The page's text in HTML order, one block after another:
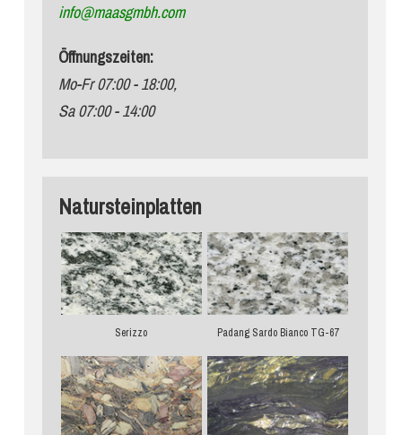
info@maasgmbh.com
Öffnungszeiten:
Mo-Fr 07:00 - 18:00,
Sa 07:00 - 14:00
Natursteinplatten
Serizzo Padang Sardo Bianco TG-67